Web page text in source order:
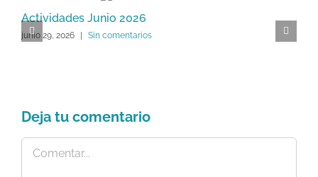
Actividades Junio 2026
junio 29, 2026 Sin comentarios
Deja tu comentario